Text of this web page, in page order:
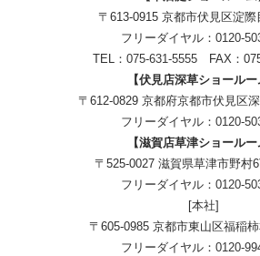
〒613-0915 京都市伏見区淀際
フリーダイヤル： 0120-
TEL： 075-631-5555 FAX：
【伏見店深草ショールー
〒612-0829 京都府京都市伏見区
フリーダイヤル： 0120-
【滋賀店草津ショールー
〒525-0027 滋賀県草津市野村
フリーダイヤル： 0120-
[本社]
〒605-0985 京都市東山区福稲
フリーダイヤル： 0120-